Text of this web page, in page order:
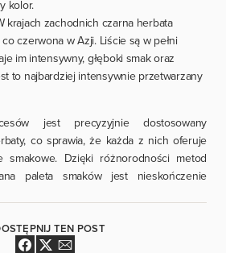
kolor.
krajach zachodnich czarna herbata
czerwona w Azji. Liście są w pełni
im intensywny, głęboki smak oraz
to najbardziej intensywnie przetwarzany
jest precyzyjnie dostosowany
co sprawia, że każda z nich oferuje
smakowe. Dzięki różnorodności metod
paleta smaków jest nieskończenie
TEN POST